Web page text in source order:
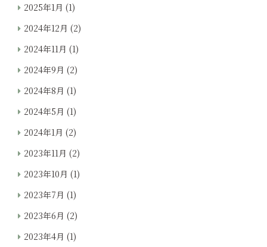
2025年1月 (1)
2024年12月 (2)
2024年11月 (1)
2024年9月 (2)
2024年8月 (1)
2024年5月 (1)
2024年1月 (2)
2023年11月 (2)
2023年10月 (1)
2023年7月 (1)
2023年6月 (2)
2023年4月 (1)